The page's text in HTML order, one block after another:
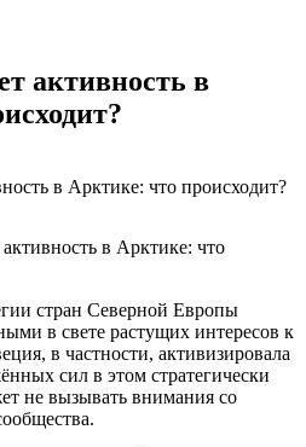
активность в
стран Северной Европы
в свете растущих интересов к
в частности, активизировала
сил в этом стратегически
не вызывать внимания со